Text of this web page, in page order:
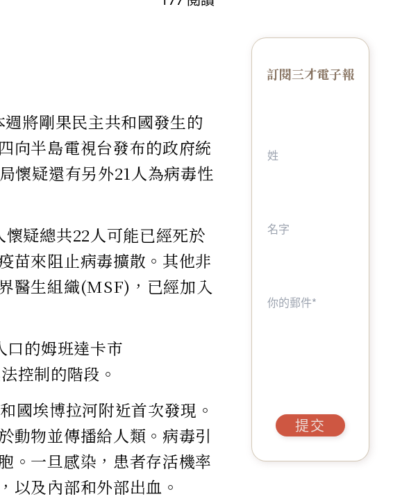
將剛果民主共和國發生的
向半島電視台發布的政府統
懷疑還有另外21人為病毒性
疑總共22人可能已經死於
苗來阻止病毒擴散。其他非
醫生組織(MSF)，已經加入
口的姆班達卡市
控制的階段。
國埃博拉河附近首次發現。
動物並傳播給人類。病毒引
。一旦感染，患者存活機率
以及內部和外部出血。
訂閱三才電子報
提交